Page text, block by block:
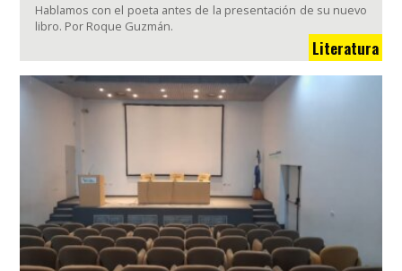
Hablamos con el poeta antes de la presentación de su nuevo
libro. Por Roque Guzmán.
Literatura